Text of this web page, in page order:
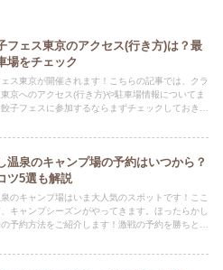
フェス東京のアクセス(行き方)は？最
場をチェック
ス東京が開催されます！こちらの記事では、クラ
京へのアクセス(行き方)や駐車場情報についてま
子フェスに参加するならまずチェックしておきま
温泉のキャンプ場の予約はいつから？
ツ5選も解説
のキャンプ場はいま大人気のスポットです！ここ
キャンプシーズンがやってきます。ほったらかし
予約方法をご紹介します！激戦の予約を勝ちとる